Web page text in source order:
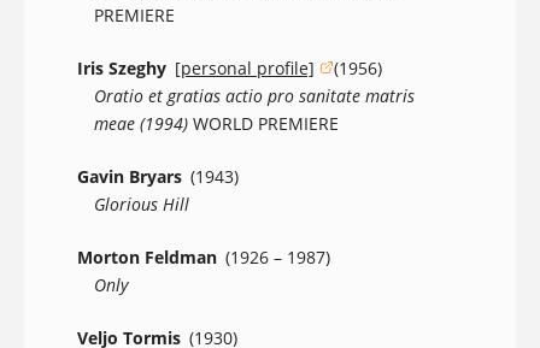
PREMIERE
Iris Szeghy [personal profile]
(opens in a new window)
(1956)
Oratio et gratias actio pro sanitate matris
meae (1994) WORLD PREMIERE
Gavin Bryars (1943)
Glorious Hill
Morton Feldman (1926 – 1987)
Only
Veljo Tormis (1930)